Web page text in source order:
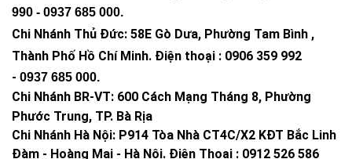
990 - 0937 685 000.
Chi Nhánh Thủ Đức: 58E Gò Dưa, Phường Tam Bình ,
Thành Phố Hồ Chí Minh. Điện thoại : 0906 359 992
- 0937 685 000.
Chi Nhánh BR-VT: 600 Cách Mạng Tháng 8, Phường
Phước Trung, TP. Bà Rịa
Chi Nhánh Hà Nội: P914 Tòa Nhà CT4C/X2 KĐT Bắc Linh
Đàm - Hoàng Mai - Hà Nội. Điện Thoại : 0912 526 586